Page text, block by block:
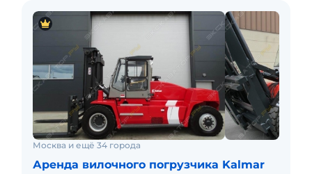
Москва и ещё 34 города
Аренда вилочного погрузчика Kalmar